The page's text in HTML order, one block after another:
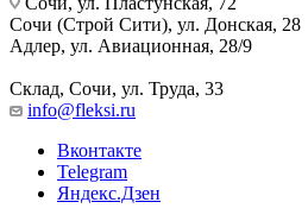
Сочи (Строй Сити), ул. Донская, 28
Адлер, ул. Авиационная, 28/9
Склад, Сочи, ул. Труда, 33
info@fleksi.ru
Вконтакте
Telegram
Яндекс.Дзен